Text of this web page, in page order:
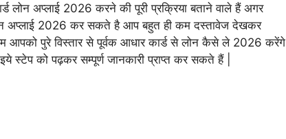
लोन अप्लाई 2026 करने की पूरी प्रक्रिया बताने वाले हैं अगर
अप्लाई 2026 कर सकते है आप बहुत ही कम दस्तावेज देखकर
पुरे विस्तार से पूर्वक आधार कार्ड से लोन कैसे ले 2026 करेंगे
स्टेप को पढ़कर सम्पूर्ण जानकारी प्राप्त कर सकते हैं |